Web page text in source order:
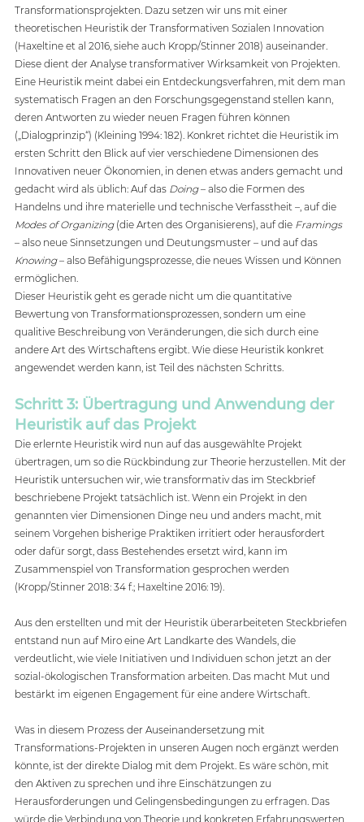
Transformationsprojekten. Dazu setzen wir uns mit einer
theoretischen Heuristik der Transformativen Sozialen Innovation
(Haxeltine et al 2016, siehe auch Kropp/Stinner 2018) auseinander.
Diese dient der Analyse transformativer Wirksamkeit von Projekten.
Eine Heuristik meint dabei ein Entdeckungsverfahren, mit dem man
systematisch Fragen an den Forschungsgegenstand stellen kann,
deren Antworten zu wieder neuen Fragen führen können
(„Dialogprinzip“) (Kleining 1994: 182). Konkret richtet die Heuristik im
ersten Schritt den Blick auf vier verschiedene Dimensionen des
Innovativen neuer Ökonomien, in denen etwas anders gemacht und
gedacht wird als üblich: Auf das Doing – also die Formen des
Handelns und ihre materielle und technische Verfasstheit –, auf die
Modes of Organizing (die Arten des Organisierens), auf die Framings
– also neue Sinnsetzungen und Deutungsmuster – und auf das
Knowing – also Befähigungsprozesse, die neues Wissen und Können
ermöglichen.
Dieser Heuristik geht es gerade nicht um die quantitative
Bewertung von Transformationsprozessen, sondern um eine
qualitive Beschreibung von Veränderungen, die sich durch eine
andere Art des Wirtschaftens ergibt. Wie diese Heuristik konkret
angewendet werden kann, ist Teil des nächsten Schritts.
Schritt 3: Übertragung und Anwendung der
Heuristik auf das Projekt
Die erlernte Heuristik wird nun auf das ausgewählte Projekt
übertragen, um so die Rückbindung zur Theorie herzustellen. Mit der
Heuristik untersuchen wir, wie transformativ das im Steckbrief
beschriebene Projekt tatsächlich ist. Wenn ein Projekt in den
genannten vier Dimensionen Dinge neu und anders macht, mit
seinem Vorgehen bisherige Praktiken irritiert oder herausfordert
oder dafür sorgt, dass Bestehendes ersetzt wird, kann im
Zusammenspiel von Transformation gesprochen werden
(Kropp/Stinner 2018: 34 f.; Haxeltine 2016: 19).
Aus den erstellten und mit der Heuristik überarbeiteten Steckbriefen
entstand nun auf Miro eine Art Landkarte des Wandels, die
verdeutlicht, wie viele Initiativen und Individuen schon jetzt an der
sozial-ökologischen Transformation arbeiten. Das macht Mut und
bestärkt im eigenen Engagement für eine andere Wirtschaft.
Was in diesem Prozess der Auseinandersetzung mit
Transformations-Projekten in unseren Augen noch ergänzt werden
könnte, ist der direkte Dialog mit dem Projekt. Es wäre schön, mit
den Aktiven zu sprechen und ihre Einschätzungen zu
Herausforderungen und Gelingensbedingungen zu erfragen. Das
würde die Verbindung von Theorie und konkreten Erfahrungswerten